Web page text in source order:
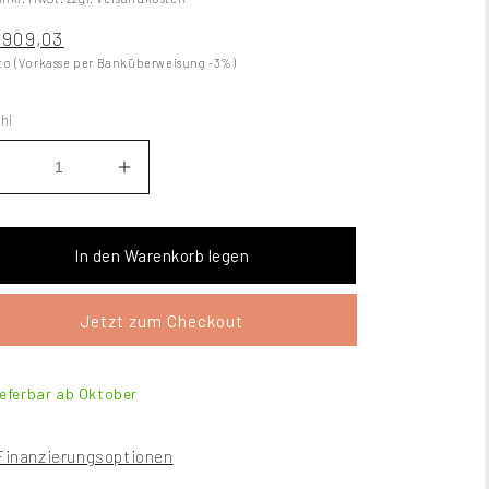
(Vorkasse per Banküberweisung -3%)
In den Warenkorb legen
Jetzt zum Checkout
ab Oktober